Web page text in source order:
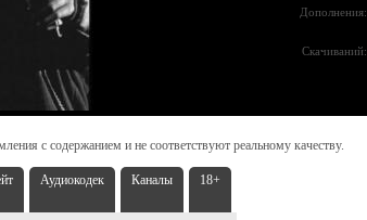
Дополнения:
Скачиваний:
с содержанием и не соответствуют реальному качеству.
Аудиокодек Каналы 18+